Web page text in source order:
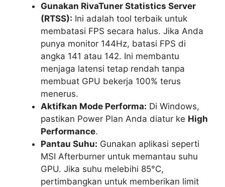
Gunakan RivaTuner Statistics Server
(RTSS): Ini adalah tool terbaik untuk
membatasi FPS secara halus. Jika Anda
punya monitor 144Hz, batasi FPS di
angka 141 atau 142. Ini membantu
menjaga latensi tetap rendah tanpa
membuat GPU bekerja 100% terus
menerus.
Aktifkan Mode Performa: Di Windows,
pastikan Power Plan Anda diatur ke High
Performance.
Pantau Suhu: Gunakan aplikasi seperti
MSI Afterburner untuk memantau suhu
GPU. Jika suhu melebihi 85°C,
pertimbangkan untuk memberikan limit